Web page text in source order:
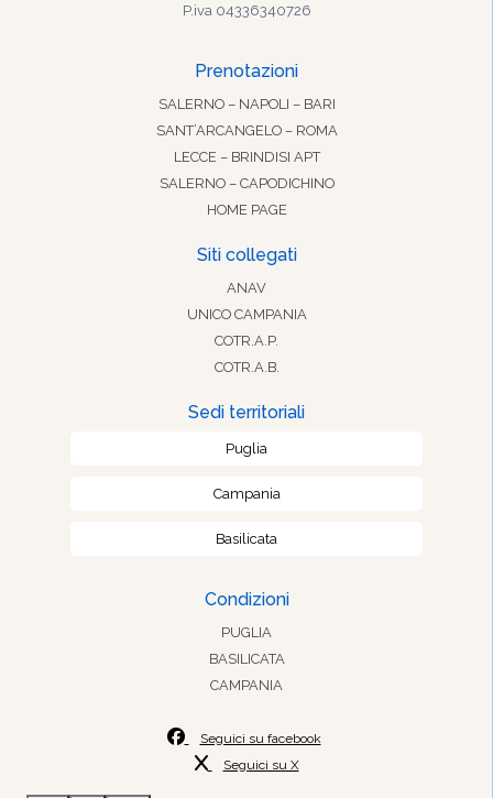
P.iva 04336340726
Prenotazioni
SALERNO – NAPOLI – BARI
SANT’ARCANGELO – ROMA
LECCE – BRINDISI APT
SALERNO – CAPODICHINO
HOME PAGE
Siti collegati
ANAV
UNICO CAMPANIA
COTR.A.P.
COTR.A.B.
Sedi territoriali
Puglia
Campania
Basilicata
Condizioni
PUGLIA
BASILICATA
CAMPANIA
Seguici su facebook
Seguici su X